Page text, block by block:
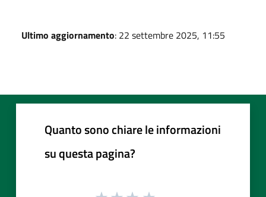
Ultimo aggiornamento: 22 settembre 2025, 11:55
Quanto sono chiare le informazioni
su questa pagina?